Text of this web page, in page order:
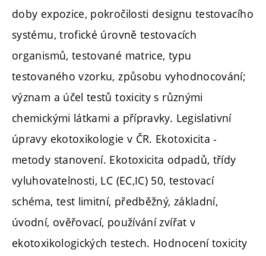
doby expozice, pokročilosti designu testovacího
systému, trofické úrovně testovacích
organismů, testované matrice, typu
testovaného vzorku, způsobu vyhodnocování;
význam a účel testů toxicity s různými
chemickými látkami a přípravky. Legislativní
úpravy ekotoxikologie v ČR. Ekotoxicita -
metody stanovení. Ekotoxicita odpadů, třídy
vyluhovatelnosti, LC (EC,IC) 50, testovací
schéma, test limitní, předběžný, základní,
úvodní, ověřovací, používání zvířat v
ekotoxikologických testech. Hodnocení toxicity